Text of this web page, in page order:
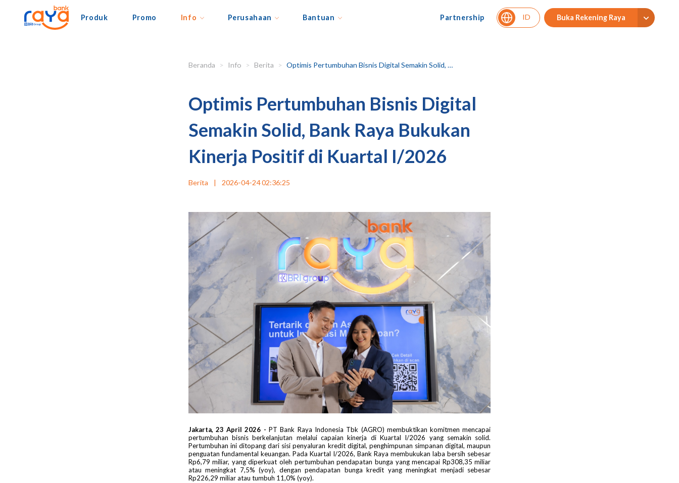
Produk Promo Info Perusahaan Bantuan Partnership ID Buka Rekening Raya
Beranda Info Berita Optimis Pertumbuhan Bisnis Digital Semakin Solid, Bank Raya Bukukan Kinerja Positif di Kuartal I/2026
Optimis Pertumbuhan Bisnis Digital
Semakin Solid, Bank Raya Bukukan
Kinerja Positif di Kuartal I/2026
Berita | 2026-04-24 02:36:25
Jakarta, 23 April 2026 -PT Bank Raya Indonesia Tbk (AGRO) membuktikan komitmen mencapai
pertumbuhan bisnis berkelanjutan melalui capaian kinerja di Kuartal I/2026 yang semakin solid.
Pertumbuhan ini ditopang dari sisi penyaluran kredit digital, penghimpunan simpanan digital, maupun
penguatan fundamental keuangan. Pada Kuartal I/2026, Bank Raya membukukan laba bersih sebesar
Rp6,79 miliar, yang diperkuat oleh pertumbuhan pendapatan bunga yang mencapai Rp308,35 miliar
atau meningkat 7,5% (yoy), dengan pendapatan bunga kredit yang meningkat menjadi sebesar
Rp226,29 miliar atau tumbuh 11,0% (yoy).